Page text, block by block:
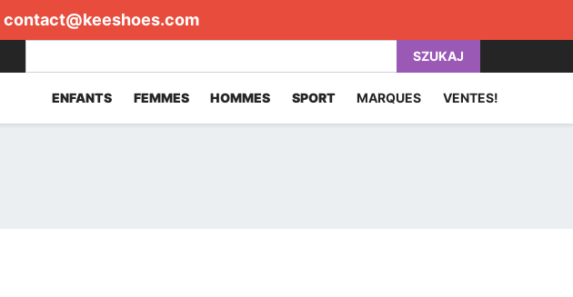
contact@keeshoes.com
SZUKAJ
ENFANTS FEMMES HOMMES SPORT MARQUES VENTES!